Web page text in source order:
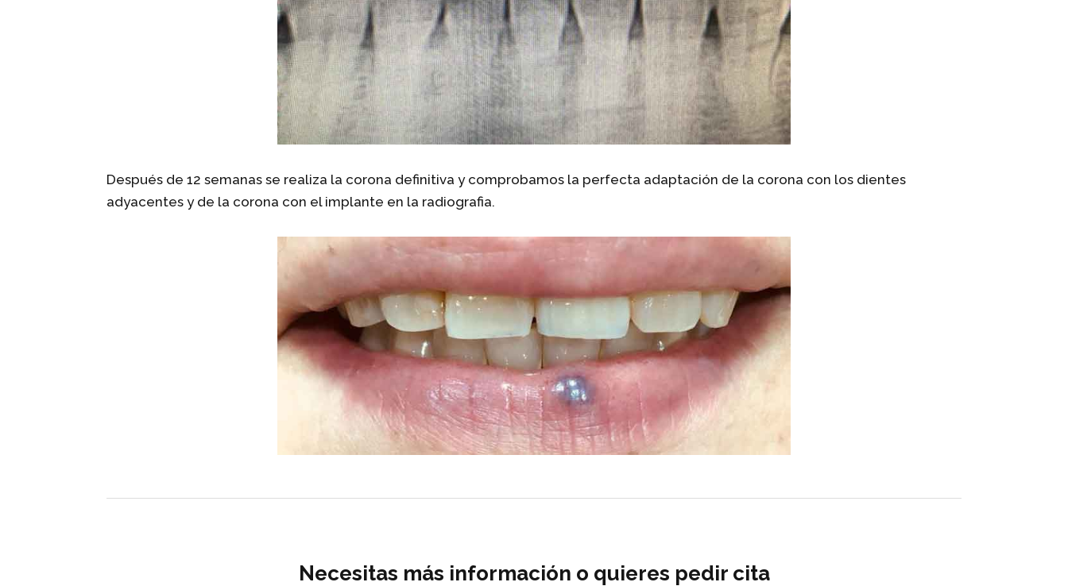
Después de 12 semanas se realiza la corona definitiva y comprobamos la perfecta adaptación de la corona con los dientes
adyacentes y de la corona con el implante en la radiografia.
Necesitas más información o quieres pedir cita